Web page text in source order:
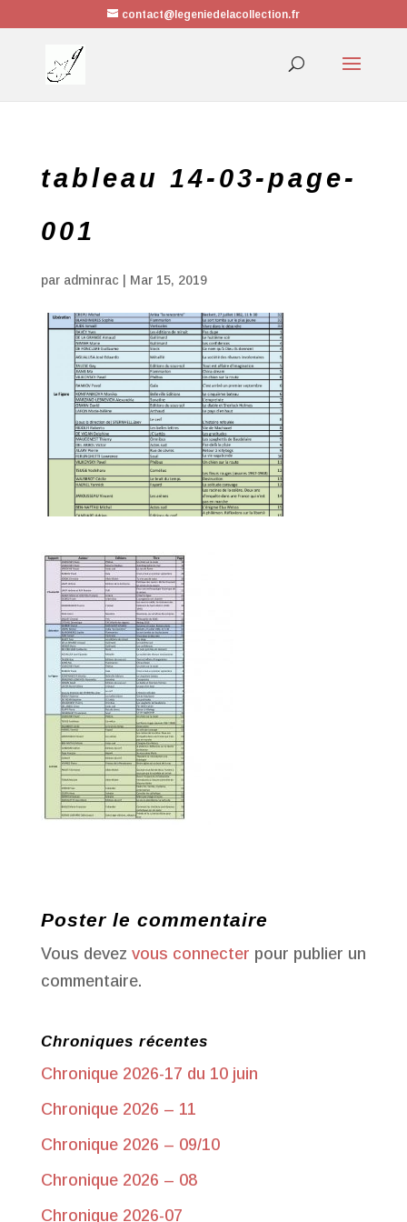
contact@legeniedelacollection.fr
tableau 14-03-page-
001
par adminrac Mar 15, 2019
Poster le commentaire
Vous devez vous connecter pour publier un
commentaire.
Chroniques récentes
Chronique 2026-17 du 10 juin
Chronique 2026 – 11
Chronique 2026 – 09/10
Chronique 2026 – 08
Chronique 2026-07